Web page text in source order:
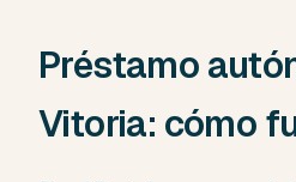
Préstamo
Vitoria: cómo